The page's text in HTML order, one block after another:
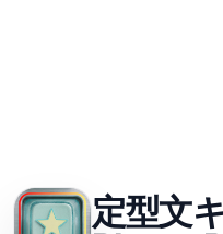
定型文